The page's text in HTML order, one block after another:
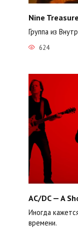
Nine
Группа из
624
AC/DC — A
Иногда
времени.